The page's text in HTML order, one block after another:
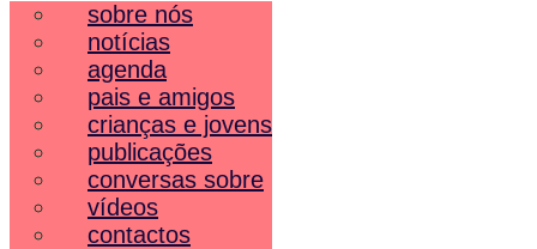
sobre nós
notícias
agenda
pais e amigos
crianças e jovens
publicações
conversas sobre
vídeos
contactos